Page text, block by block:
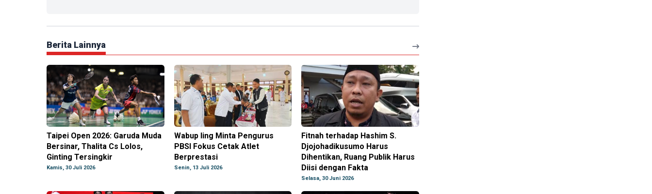
Berita Lainnya
Taipei Open 2026: Garuda Muda
Bersinar, Thalita Cs Lolos,
Ginting Tersingkir
Kamis, 30 Juli 2026
Wabup Iing Minta Pengurus
PBSI Fokus Cetak Atlet
Berprestasi
Senin, 13 Juli 2026
Fitnah terhadap Hashim S.
Djojohadikusumo Harus
Dihentikan, Ruang Publik Harus
Diisi dengan Fakta
Selasa, 30 Juni 2026